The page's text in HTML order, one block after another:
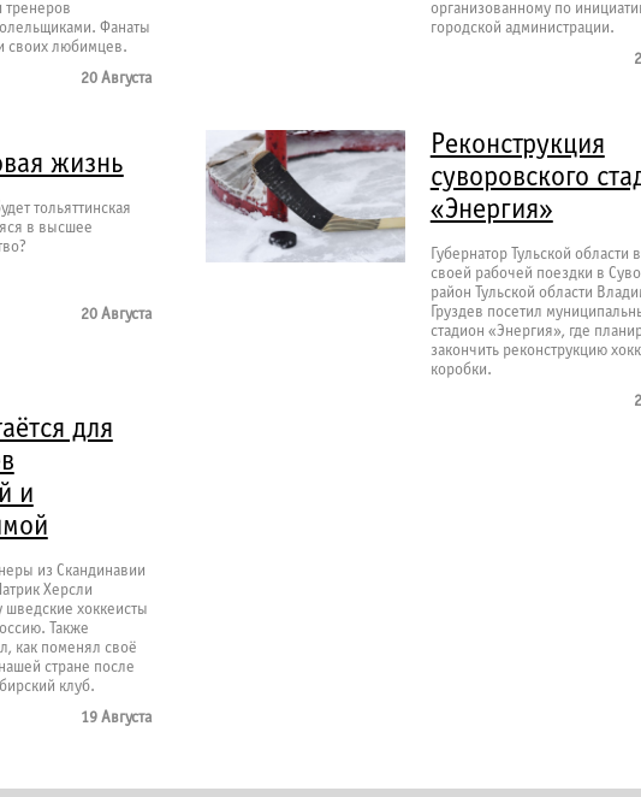
тренеров
Фанаты
своих любимцев.
20 Августа
жизнь
тольяттинская
в высшее
20 Августа
для
и
из Скандинавии
Херсли
шведские хоккеисты
Также
как поменял своё
стране после
клуб.
19 Августа
организованному по
городской администрации.
Реконструкция
суворовского
«Энергия»
Губернатор Тульской области
своей рабочей поездки в
район Тульской области
Груздев посетил
стадион «Энергия», где
закончить реконструкцию
коробки.